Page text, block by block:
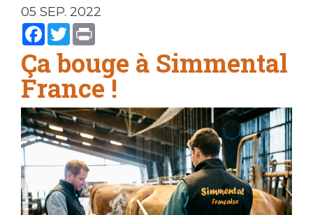
05 SEP. 2022
Facebook
Twitter
Ça bouge à Simmental
France !